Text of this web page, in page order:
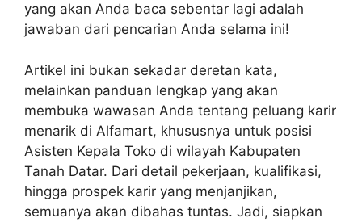
yang akan Anda baca sebentar lagi adalah
jawaban dari pencarian Anda selama ini!
Artikel ini bukan sekadar deretan kata,
melainkan panduan lengkap yang akan
membuka wawasan Anda tentang peluang karir
menarik di Alfamart, khususnya untuk posisi
Asisten Kepala Toko di wilayah Kabupaten
Tanah Datar. Dari detail pekerjaan, kualifikasi,
hingga prospek karir yang menjanjikan,
semuanya akan dibahas tuntas. Jadi, siapkan